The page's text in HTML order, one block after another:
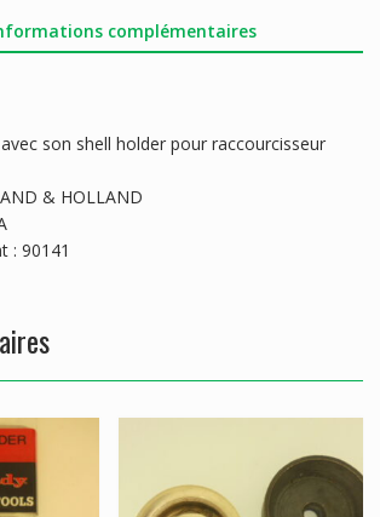
complémentaires
son shell holder pour raccourcisseur
& HOLLAND
: 90141